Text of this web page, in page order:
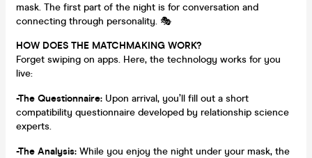
mask. The first part of the night is for conversation and
connecting through personality. 🎭
HOW DOES THE MATCHMAKING WORK?
Forget swiping on apps. Here, the technology works for you
live:
-The Questionnaire: Upon arrival, you’ll fill out a short
compatibility questionnaire developed by relationship science
experts.
-The Analysis: While you enjoy the night under your mask, the